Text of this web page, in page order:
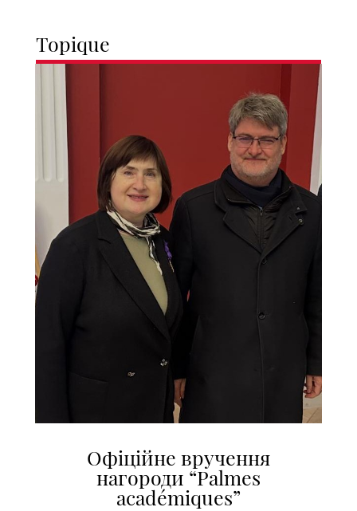
Topique
Офіційне вручення
нагороди “Palmes
académiques”